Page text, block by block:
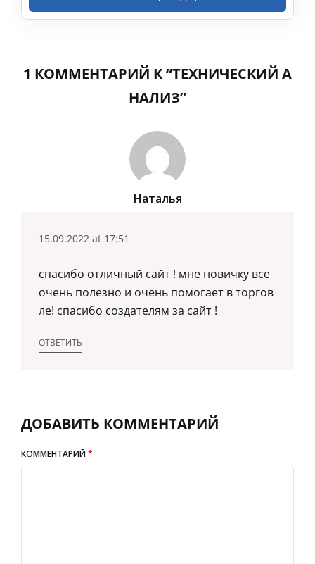
1 КОММЕНТАРИЙ К “ТЕХНИЧЕСКИЙ А
НАЛИЗ”
Наталья
15.09.2022 at 17:51
спасибо отличный сайт ! мне новичку все
очень полезно и очень помогает в торгов
ле! спасибо создателям за сайт !
ОТВЕТИТЬ
ДОБАВИТЬ КОММЕНТАРИЙ
КОММЕНТАРИЙ*